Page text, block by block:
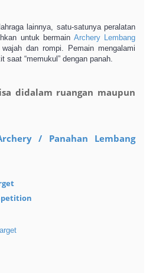
lainnya, satu-satunya peralatan
untuk bermain Archery Lembang
dan rompi. Pemain mengalami
saat “memukul” dengan panah.
didalam ruangan maupun
/ Panahan Lembang